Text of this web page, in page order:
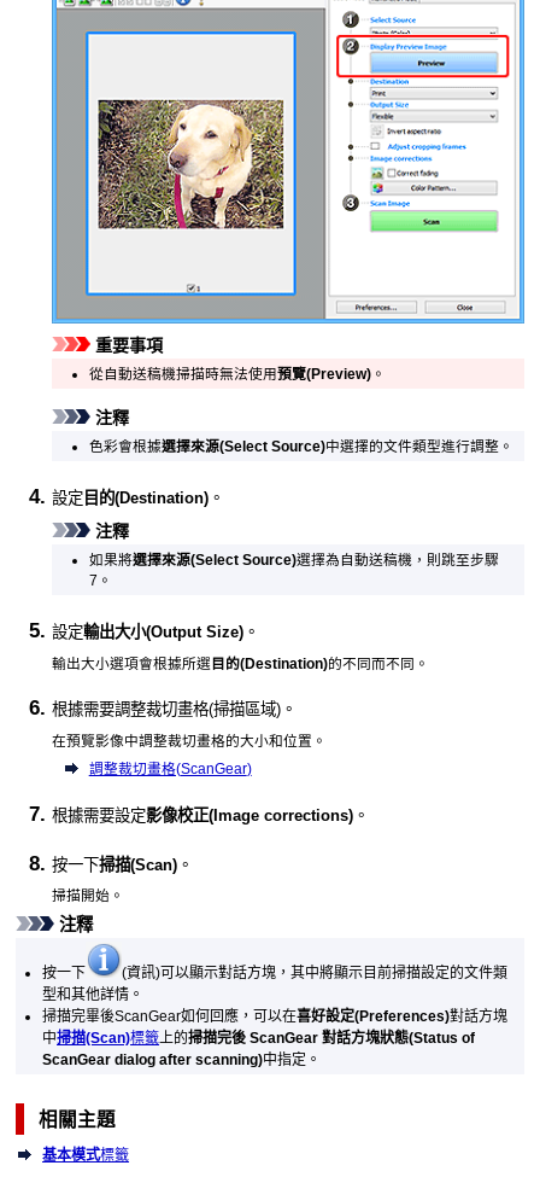
重要事項
從自動送稿機掃描時無法使用預覽(Preview)。
注釋
色彩會根據選擇來源(Select Source)中選擇的文件類型進行調整。
設定 目的(Destination) 。
注釋
如果將選擇來源(Select Source)選擇為 自動送稿機 ，則跳至步驟
7。
設定輸出大小(Output Size) 。
輸出大小選項會根據所選目的(Destination)的不同而不同。
根據需要調整裁切畫格(掃描區域)。
在預覽影像中調整裁切畫格的大小和位置。
調整裁切畫格(ScanGear)
根據需要設定影像校正(Image corrections) 。
按一下掃描(Scan) 。
掃描開始。
注釋
按一下
(資訊)可以顯示對話方塊，其中將顯示目前掃描設定的文件類
型和其他詳情。
掃描完畢後ScanGear如何回應，可以在喜好設定(Preferences)對話方塊
中掃描(Scan)標籤上的掃描完後 ScanGear 對話方塊狀態(Status of
ScanGear dialog after scanning)中指定。
相關主題
基本模式標籤